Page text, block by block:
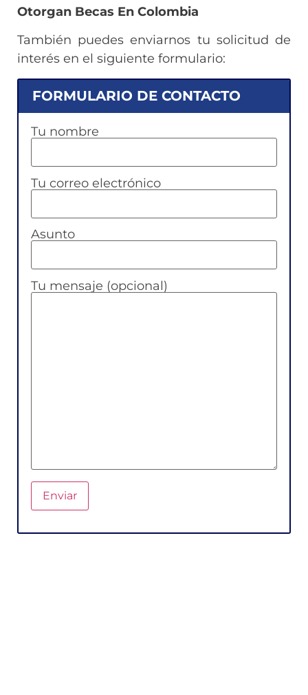
Otorgan Becas En Colombia
También puedes enviarnos tu solicitud de
interés en el siguiente formulario:
FORMULARIO DE CONTACTO
Tu nombre
Tu correo electrónico
Asunto
Tu mensaje (opcional)